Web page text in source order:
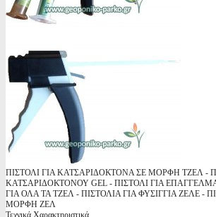
ΠΙΣΤΟΛΙ ΓΙΑ ΚΑΤΣΑΡΙΔΟΚΤΟΝΑ ΣΕ ΜΟΡΦΗ ΤΖΕΛ -
ΚΑΤΣΑΡΙΔΟΚΤΟΝΟΥ GEL - ΠΙΣΤΟΛΙ ΓΙΑ
ΓΙΑ ΟΛΑ ΤΑ ΤΖΕΛ - ΠΙΣΤΟΛΙΑ ΓΙΑ ΦΥΣΙΓΓΙΑ ΖΕΛΕ -
ΜΟΡΦΗ ΖΕΛ